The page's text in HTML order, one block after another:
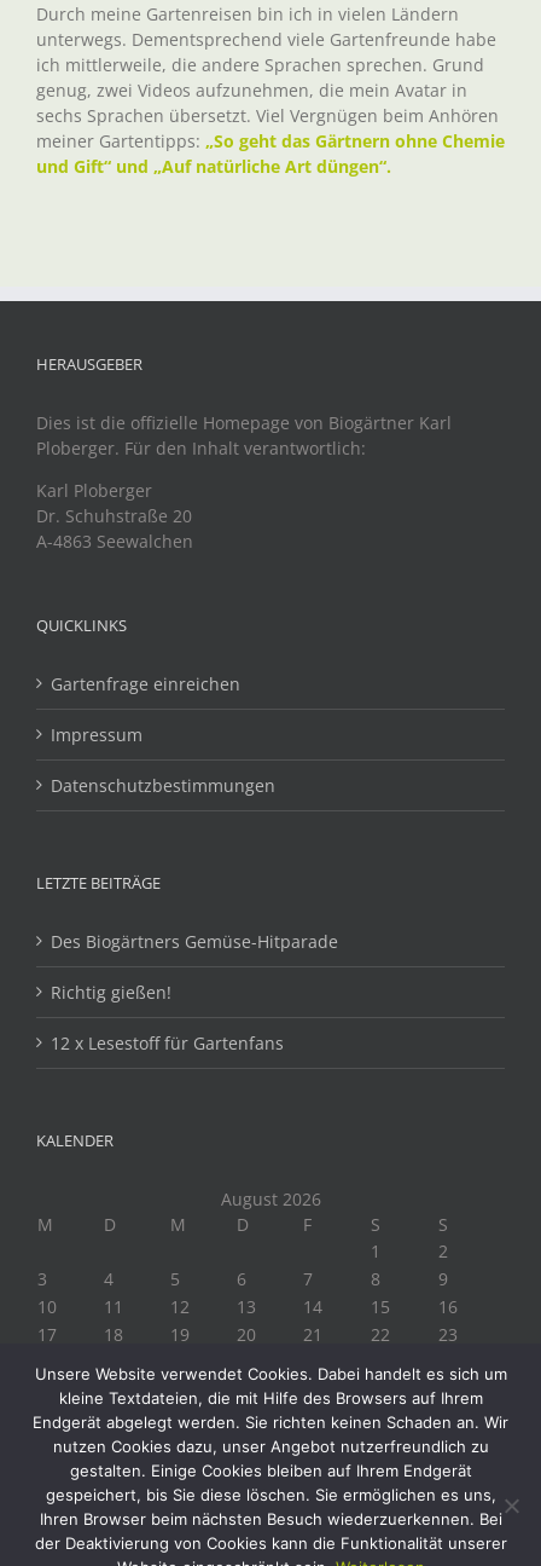
Durch meine Gartenreisen bin ich in vielen Ländern
unterwegs. Dementsprechend viele Gartenfreunde habe
ich mittlerweile, die andere Sprachen sprechen. Grund
genug, zwei Videos aufzunehmen, die mein Avatar in
sechs Sprachen übersetzt. Viel Vergnügen beim Anhören
meiner Gartentipps: „So geht das Gärtnern ohne Chemie
und Gift“ und „Auf natürliche Art düngen“.
HERAUSGEBER
Dies ist die offizielle Homepage von Biogärtner Karl
Ploberger. Für den Inhalt verantwortlich:
Karl Ploberger
Dr. Schuhstraße 20
A-4863 Seewalchen
QUICKLINKS
Gartenfrage einreichen
Impressum
Datenschutzbestimmungen
LETZTE BEITRÄGE
Des Biogärtners Gemüse-Hitparade
Richtig gießen!
12 x Lesestoff für Gartenfans
KALENDER
August 2026
M
D M D F S
S
1
2
3
4 5 6 7 8
9
10
11 12 13 14 15
16
17
18 19 20 21 22
23
« Juli
Unsere Website verwendet Cookies. Dabei handelt es sich um
kleine Textdateien, die mit Hilfe des Browsers auf Ihrem
Endgerät abgelegt werden. Sie richten keinen Schaden an. Wir
nutzen Cookies dazu, unser Angebot nutzerfreundlich zu
gestalten. Einige Cookies bleiben auf Ihrem Endgerät
gespeichert, bis Sie diese löschen. Sie ermöglichen es uns,
Ihren Browser beim nächsten Besuch wiederzuerkennen. Bei
der Deaktivierung von Cookies kann die Funktionalität unserer